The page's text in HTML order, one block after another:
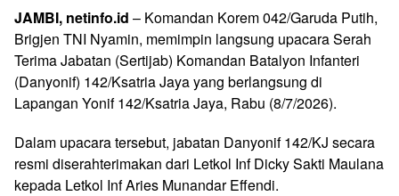
JAMBI, netinfo.id – Komandan Korem 042/Garuda Putih,
Brigjen TNI Nyamin, memimpin langsung upacara Serah
Terima Jabatan (Sertijab) Komandan Batalyon Infanteri
(Danyonif) 142/Ksatria Jaya yang berlangsung di
Lapangan Yonif 142/Ksatria Jaya, Rabu (8/7/2026).
Dalam upacara tersebut, jabatan Danyonif 142/KJ secara
resmi diserahterimakan dari Letkol Inf Dicky Sakti Maulana
kepada Letkol Inf Aries Munandar Effendi.